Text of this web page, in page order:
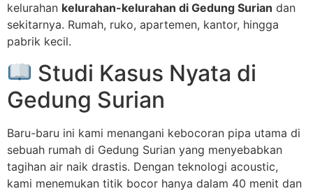
kelurahan kelurahan-kelurahan di Gedung Surian dan
sekitarnya. Rumah, ruko, apartemen, kantor, hingga
pabrik kecil.
Studi Kasus Nyata di
Gedung Surian
Baru-baru ini kami menangani kebocoran pipa utama di
sebuah rumah di Gedung Surian yang menyebabkan
tagihan air naik drastis. Dengan teknologi acoustic,
kami menemukan titik bocor hanya dalam 40 menit dan